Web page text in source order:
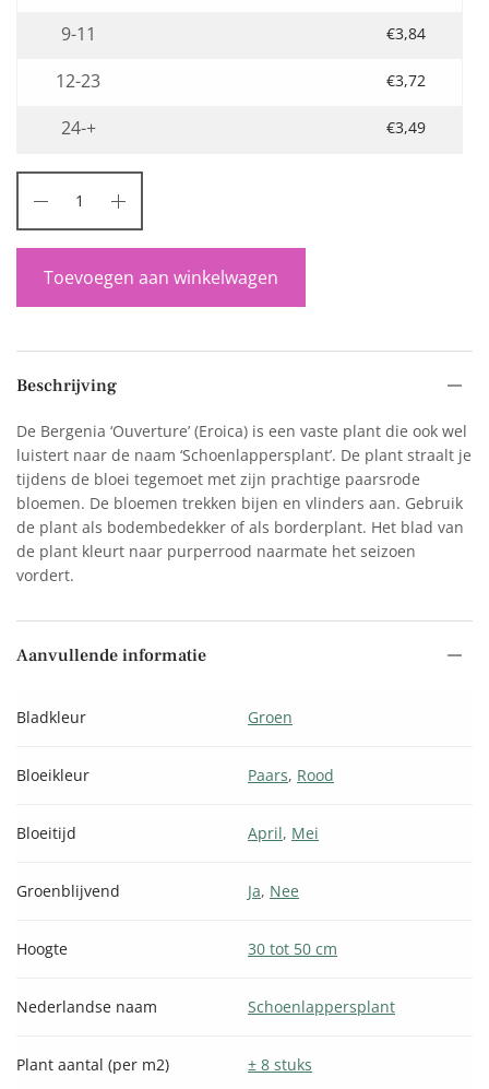
9-11 €3,84
12-23 €3,72
24-+ €3,49
Toevoegen aan winkelwagen
Beschrijving
De Bergenia ‘Ouverture’ (Eroica) is een vaste plant die ook wel
luistert naar de naam ‘Schoenlappersplant’. De plant straalt je
tijdens de bloei tegemoet met zijn prachtige paarsrode
bloemen. De bloemen trekken bijen en vlinders aan. Gebruik
de plant als bodembedekker of als borderplant. Het blad van
de plant kleurt naar purperrood naarmate het seizoen
vordert.
Aanvullende informatie
Bladkleur Groen
Bloeikleur Paars, Rood
Bloeitijd April, Mei
Groenblijvend Ja, Nee
Hoogte 30 tot 50 cm
Nederlandse naam Schoenlappersplant
Plant aantal (per m2) ± 8 stuks